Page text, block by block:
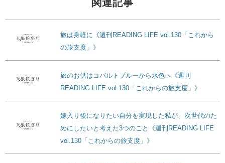
関連記事
旅は身軽に《週刊READING LIFE vol.130「これから
の旅支度」》
旅のお供はコバルトブルーから水色へ《週刊
READING LIFE vol.130「これからの旅支度」》
嫁入り後になりたい自分を実現した私が、次世代のた
めにしたいと考えた3つのこと《週刊READING LIFE
vol.130「これからの旅支度」》